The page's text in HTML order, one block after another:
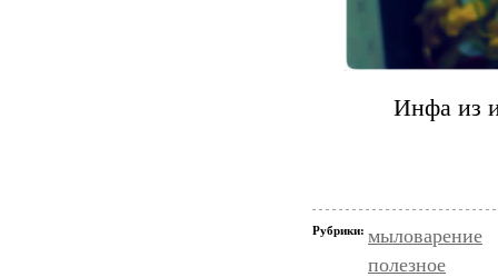
Инфа из
Рубрики: мыловарение
полезное